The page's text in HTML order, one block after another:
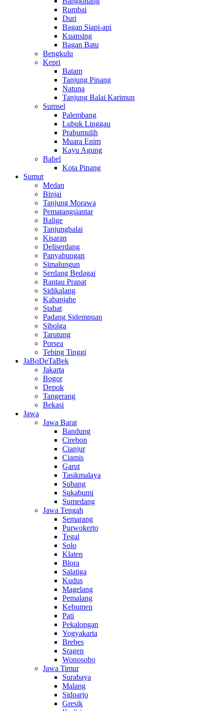
Rumbai
Duri
Bagan Siapi-api
Kuansing
Bagan Batu
Bengkulu
Kepri
Batam
Tanjung Pinang
Natuna
Tanjung Balai Karimun
Sumsel
Palembang
Lubuk Linggau
Prabumulih
Muara Enim
Kayu Agung
Babel
Kota Pinang
Sumut
Medan
Binjai
Tanjung Morawa
Pematangsiantar
Balige
Tanjungbalai
Kisaran
Deliserdang
Panyabungan
Simalungun
Serdang Bedagai
Rantau Prapat
Sidikalang
Kabanjahe
Stabat
Padang Sidempuan
Sibolga
Tarutung
Porsea
Tebing Tinggi
JaBoDeTaBek
Jakarta
Bogor
Depok
Tangerang
Bekasi
Jawa
Jawa Barat
Bandung
Cirebon
Cianjur
Ciamis
Garut
Tasikmalaya
Subang
Sukabumi
Sumedang
Jawa Tengah
Semarang
Purwokerto
Tegal
Solo
Klaten
Blora
Salatiga
Kudus
Magelang
Pemalang
Kebumen
Pati
Pekalongan
Yogyakarta
Brebes
Sragen
Wonosobo
Jawa Timur
Surabaya
Malang
Sidoarjo
Gresik